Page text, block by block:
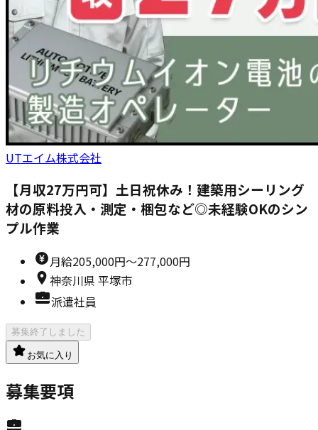
UTエイム株式会社
【月収27万円可】土日祝休み！建築用シーリング
材の原料投入・測定・梱包など◎未経験OKのシン
プル作業
月給205,000円～277,000円
神奈川県 平塚市
派遣社員
募集終了しました
お気に入り
募集要項